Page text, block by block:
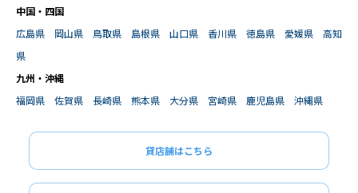
中国・四国
広島県
岡山県 鳥取県 島根県 山口県 香川県 徳島県 愛媛県
高知
県
九州・沖縄
福岡県
佐賀県 長崎県 熊本県 大分県 宮崎県 鹿児島県 沖縄県
貸店舗はこちら